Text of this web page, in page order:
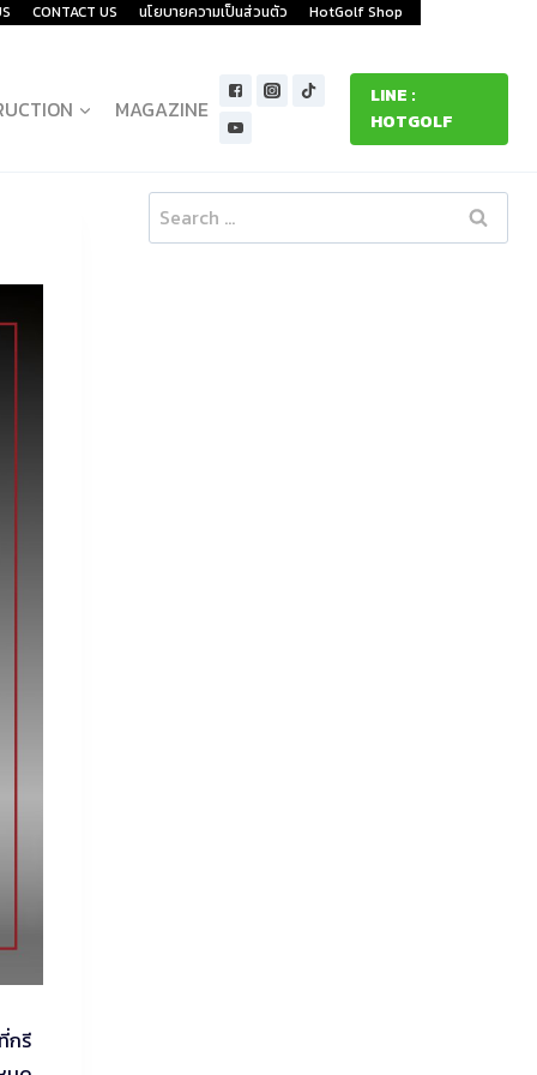
CONTACT US นโยบายความเป็นส่วนตัว HotGolf Shop
MAGAZINE
LINE :
HOTGOLF
กรี
Search
for: